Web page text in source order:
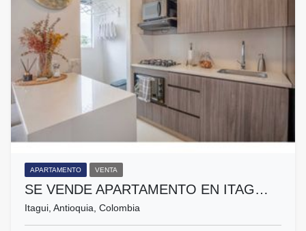
APARTAMENTO VENTA
SE VENDE APARTAMENTO EN ITAG…
Itagui, Antioquia, Colombia